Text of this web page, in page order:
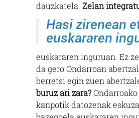
dauzkatela.
Hasi zirenean
euskararen
Zelan
euskararen inguruan. Ez
da gero Ondarroan
berretsi egin zuen
buruz ari zara?
kanpotik datozenak